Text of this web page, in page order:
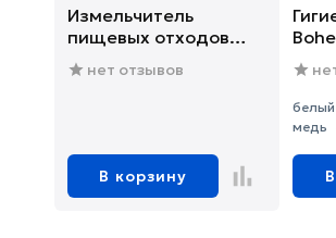
Измельчитель
пищевых отходов
Franke SLIM 75
(134.0715.096)
нет отзывов
В корзину
со
белый
медь